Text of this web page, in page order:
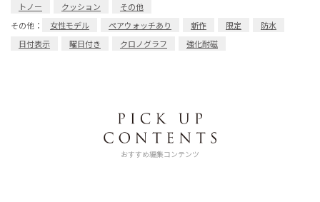
トノー
クッション
その他
その他：
女性モデル ペアウォッチあり 新作 限定
防水
日付表示
曜日付き クロノグラフ 強化耐磁
おすすめ編集コンテンツ